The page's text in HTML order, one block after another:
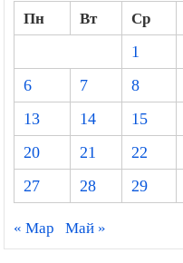
Пн Вт Ср
1
6
7 8
13
14 15
20
21 22
27
28 29
« Мар Май »